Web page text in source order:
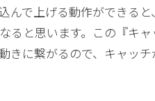
んで上げる動作ができると
ると思います。この『キ
きに繋がるので、キャッチ